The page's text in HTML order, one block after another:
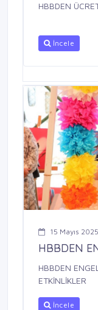
HBBDEN
İncele
15 Mayıs
HBBDEN
HBBDEN
ETKİNLİKLER
İncele